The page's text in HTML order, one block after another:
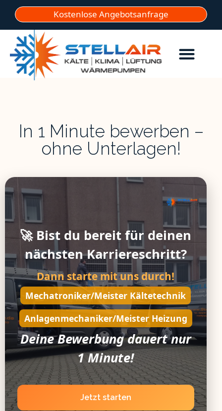
Kostenlose Angebotsanfrage
In 1 Minute bewerben –
ohne Unterlagen!
🚀 Bist du bereit für deinen
nächsten Karriereschritt?
Dann starte mit uns durch!
Mechatroniker/Meister Kältetechnik
Anlagenmechaniker/Meister Heizung
Deine Bewerbung dauert nur
1 Minute!
Jetzt starten